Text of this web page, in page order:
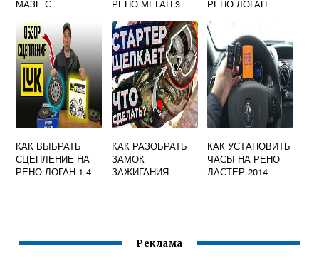
МАЗЕ С
РЕНО
РЕНО МЕГАН 3
РЕНО ЛОГАН
КАК ВЫБРАТЬ
СЦЕПЛЕНИЕ НА
РЕНО ЛОГАН 1 4
КАК РАЗОБРАТЬ
ЗАМОК
ЗАЖИГАНИЯ
КАК УСТАНОВИТЬ
ЧАСЫ НА РЕНО
ДАСТЕР 2014
Реклама